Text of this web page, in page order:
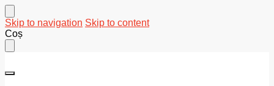
Skip to navigation Skip to content
Coș